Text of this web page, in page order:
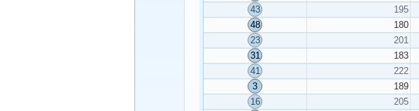
43
195
48
180
23
201
31
183
41
222
3
189
16
205